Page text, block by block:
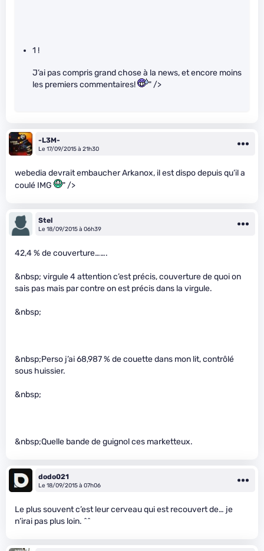
1 !
J’ai pas compris grand chose à la news, et encore moins
les premiers commentaires!
" />
-L3M-
Le 17/09/2015 à 21h30
webedia devrait embaucher Arkanox, il est dispo depuis qu’il a
coulé IMG
" />
Stel
Le 18/09/2015 à 06h39
42,4 % de couverture…….
&nbsp; virgule 4 attention c’est précis, couverture de quoi on
sais pas mais par contre on est précis dans la virgule.
&nbsp;
&nbsp;Perso j’ai 68,987 % de couette dans mon lit, contrôlé
sous huissier.
&nbsp;
&nbsp;Quelle bande de guignol ces marketteux.
dodo021
Le 18/09/2015 à 07h06
Le plus souvent c’est leur cerveau qui est recouvert de… je
n’irai pas plus loin. ^^